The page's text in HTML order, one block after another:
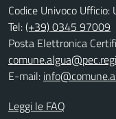
Codice Univoco Ufficio:
Tel:(+39) 0345 97009
Posta Elettronica
E-mail:
Leggi le FAQ